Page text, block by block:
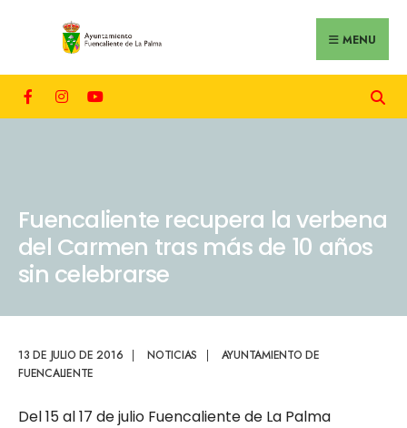
MENU
Fuencaliente recupera la verbena
del Carmen tras más de 10 años
sin celebrarse
13 DE JULIO DE 2016 | NOTICIAS |
AYUNTAMIENTO DE
FUENCALIENTE
Del 15 al 17 de julio Fuencaliente de La Palma